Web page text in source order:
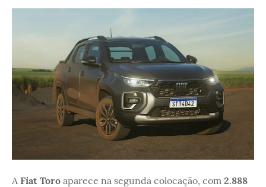
A Fiat Toro aparece na segunda colocação, com 2.888